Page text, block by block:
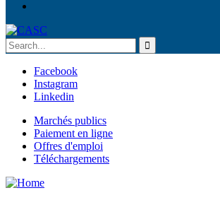
Facebook
Instagram
Linkedin
Marchés publics
Paiement en ligne
Offres d'emploi
Téléchargements